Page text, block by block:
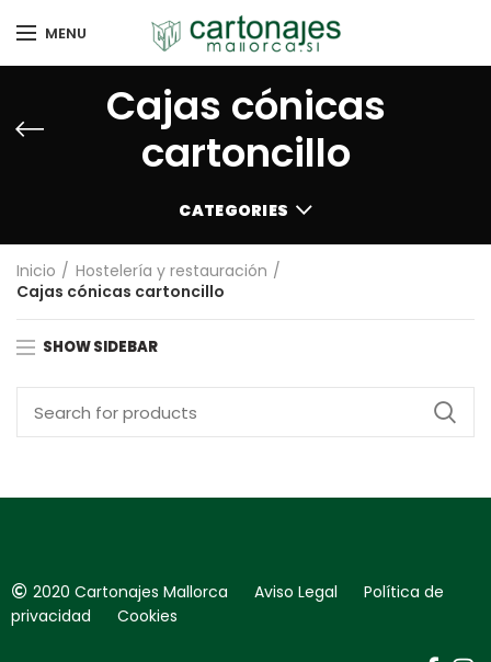
MENU
Cajas cónicas
cartoncillo
CATEGORIES
Inicio
Hostelería y restauración
Cajas cónicas cartoncillo
SHOW SIDEBAR
2020 Cartonajes Mallorca Aviso Legal Política de
privacidad Cookies